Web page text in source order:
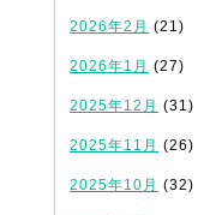
2026年2月 (21)
2026年1月 (27)
2025年12月 (31)
2025年11月 (26)
2025年10月 (32)